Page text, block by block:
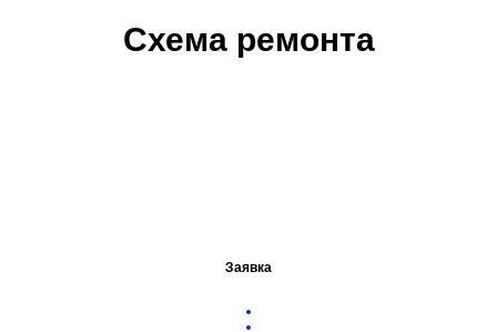
Схема ремонта
Заявка